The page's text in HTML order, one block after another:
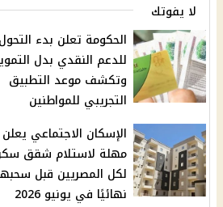
لا يفوتك
الحكومة تعلن بدء
للدعم النقدي بدل
وتكشف موعد التطبيق
التجريبي للمواطنين
الإسكان الاجتماعي يعلن
مهلة لاستلام شقق
لكل المصريين قبل
نهائيًا في يونيو 2026